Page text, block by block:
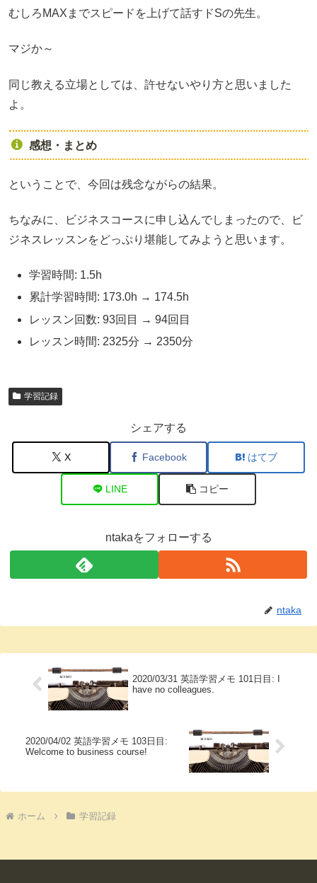
むしろMAXまでスピードを上げて話すドSの先生。
マジか～
同じ教える立場としては、許せないやり方と思いました
よ。
感想・まとめ
ということで、今回は残念ながらの結果。
ちなみに、ビジネスコースに申し込んでしまったので、ビ
ジネスレッスンをどっぷり堪能してみようと思います。
学習時間: 1.5h
累計学習時間: 173.0h → 174.5h
レッスン回数: 93回目 → 94回目
レッスン時間: 2325分 → 2350分
学習記録
シェアする
X Facebook はてブ
LINE コピー
ntakaをフォローする
ntaka
2020/03/31 英語学習メモ 101日目: I
have no colleagues.
2020/04/02 英語学習メモ 103日目:
Welcome to business course!
ホーム 学習記録